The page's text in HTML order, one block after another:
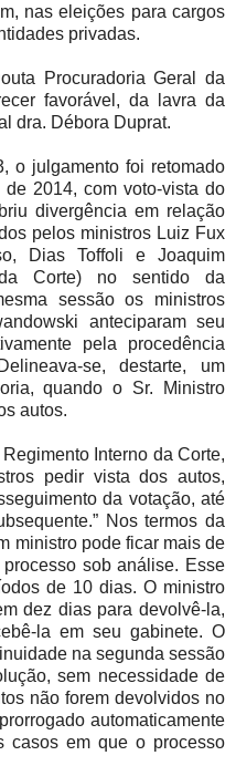
nas eleições para cargos
privadas.
Procuradoria Geral da
favorável, da lavra da
dra. Débora Duprat.
o julgamento foi retomado
2014, com voto-vista do
divergência em relação
pelos ministros Luiz Fux
Dias Toffoli e Joaquim
Corte) no sentido da
sessão os ministros
anteciparam seu
pela procedência
se, destarte, um
quando o Sr. Ministro
autos.
Interno da Corte,
pedir vista dos autos,
da votação, até
Nos termos da
ministro pode ficar mais de
sob análise. Esse
de 10 dias. O ministro
dez dias para devolvê-la,
la em seu gabinete. O
na segunda sessão
sem necessidade de
não forem devolvidos no
automaticamente
casos em que o processo